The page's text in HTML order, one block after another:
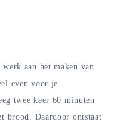
aan het maken van
even voor je
twee keer 60 minuten
brood. Daardoor ontstaat